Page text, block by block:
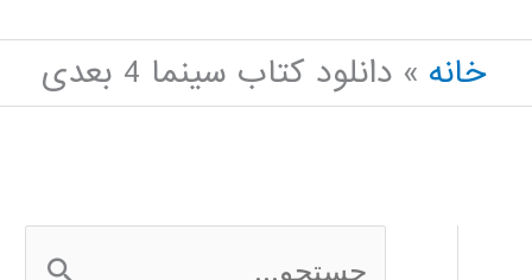
خانه
دانلود کتاب سینما 4 بعدی